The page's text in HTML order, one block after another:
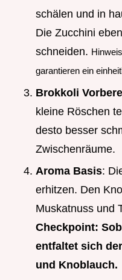
schälen und in
Die Zucchini
schneiden.
garantieren ein
Brokkoli
kleine Röschen
desto besser
Zwischenräume.
Aroma Basis:
erhitzen. Den
Muskatnuss und
Checkpoint:
entfaltet sich
und Knoblauch.